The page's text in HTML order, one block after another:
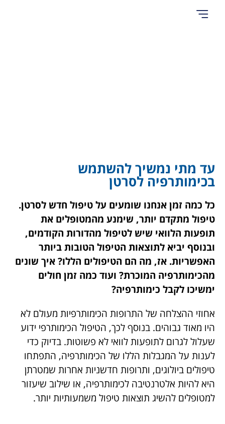
עד מתי נמשיך להשתמש
בכימותרפיה לסרטן
כל כמה זמן אנחנו שומעים על טיפול חדש לסרטן.
טיפול מתקדם יותר, שימנע מהמטופלים את
תופעות הלוואי שיש לטיפול מהדורות הקודמים,
ובנוסף יביא לתוצאות הטיפול הטובות ביותר
האפשריות. אז, מה הם הטיפולים הללו? איך שונים
מהכימותרפיה המוכרת? ועוד כמה זמן חולים
ימשיכו לקבל כימותרפיה?
אחוזי ההצלחה של התרופות הכימותרפיות מעולם לא
היו מאוד גבוהים. בנוסף לכך, הטיפול הכימותרפי ידוע
שעלול לגרום לתופעות לוואי לא פשוטות. בדיוק כדי
לענות על המגבלות הללו של הכימותרפיה, התפתחו
טיפולים ביולוגים, ותרופות חדשניות אחרות שמטרתן
היא להיות אלטרנטיבה לכימותרפיה, או שילוב שיעזור
למטופלים להשיג תוצאות טיפול משמעותיות יותר.